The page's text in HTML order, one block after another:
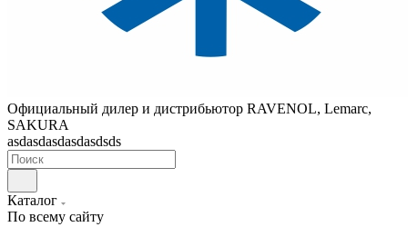
Официальный дилер и дистрибьютор RAVENOL, Lemarc,
SAKURA
asdasdasdasdasdsds
Каталог
По всему сайту